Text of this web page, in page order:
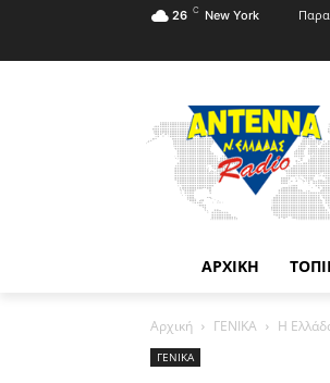
26 C New York
ΑΡΧΙΚΗ
Αρχική ΓΕΝΙΚΑ Η
ΓΕΝΙΚΑ